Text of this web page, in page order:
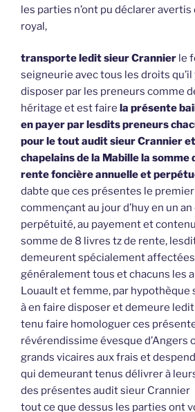
les parties n’ont pu déclarer avertis
royal,
transporte ledit sieur Crannier le
seigneurie avec tous les droits qu’il
disposer par les preneurs comme
héritage et est faire la présente
en payer par lesdits preneurs
pour le tout audit sieur Crannier
chapelains de la Mabille la somme
rente foncière annuelle et
dabte que ces présentes le
commençant au jour d’huy en un
perpétuité, au payement et
somme de 8 livres tz de rente,
demeurent spécialement
généralement tous et chacuns les
Louault et femme, par hypothèque
à en faire disposer et demeure
tenu faire homologuer ces
révérendissime évesque d’Angers
grands vicaires aux frais et
qui demeurant tenus délivrer à
des présentes audit sieur Crannier
tout ce que dessus les parties ont